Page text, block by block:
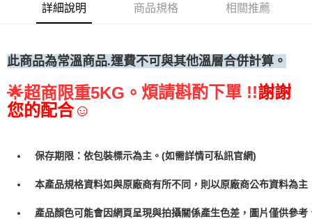
詳細說明 商品規格 相關推薦
此商品為常溫商品.運費不可與其他溫層合併計算。
🌟超商限重5KG。 煩請斟酌下單 !!謝謝
您的配合☺
保存期限：依包裝標示為主。(如需詳情可私訊官網)
本產品規格資料如與原廠商有所不同，則以原廠商公布資料為主
產品顏色可能會因網頁呈現與拍攝關係產生色差，圖片僅供參